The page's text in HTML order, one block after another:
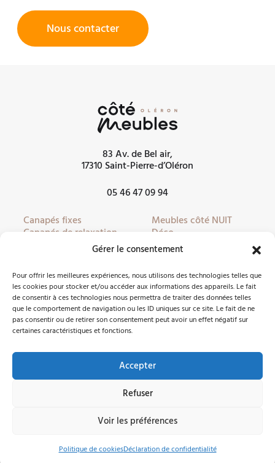
Gérer le consentement
Pour offrir les meilleures expériences, nous utilisons des technologies telles que
les cookies pour stocker et/ou accéder aux informations des appareils. Le fait
de consentir à ces technologies nous permettra de traiter des données telles
que le comportement de navigation ou les ID uniques sur ce site. Le fait de ne
pas consentir ou de retirer son consentement peut avoir un effet négatif sur
certaines caractéristiques et fonctions.
Accepter
Refuser
Voir les préférences
Politique de cookiesDéclaration de confidentialité
Pièces |
Nous contacter
83 Av. de Bel air,
17310 Saint-Pierre-d’Oléron
05 46 47 09 94
Canapés fixes
Canapés de relaxation
Canapés convertibles
Meubles côté JOUR
Meubles côté NUIT
Déco
Literie
Partenaires
FacebookInstagram
Nous contacter